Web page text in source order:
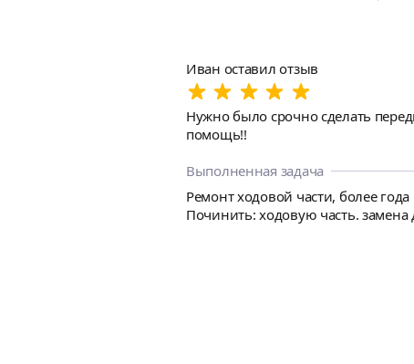
Иван оставил отзыв
Нужно было срочно сделать
помощь!!
Выполненная задача
Ремонт ходовой части, более
Починить: ходовую часть. замена